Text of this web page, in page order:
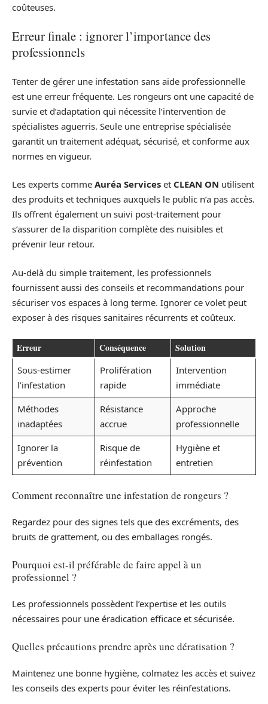
coûteuses.
Erreur finale : ignorer l’importance des
professionnels
Tenter de gérer une infestation sans aide professionnelle
est une erreur fréquente. Les rongeurs ont une capacité de
survie et d’adaptation qui nécessite l’intervention de
spécialistes aguerris. Seule une entreprise spécialisée
garantit un traitement adéquat, sécurisé, et conforme aux
normes en vigueur.
Les experts comme Auréa Services et CLEAN ON utilisent
des produits et techniques auxquels le public n’a pas accès.
Ils offrent également un suivi post-traitement pour
s’assurer de la disparition complète des nuisibles et
prévenir leur retour.
Au-delà du simple traitement, les professionnels
fournissent aussi des conseils et recommandations pour
sécuriser vos espaces à long terme. Ignorer ce volet peut
exposer à des risques sanitaires récurrents et coûteux.
Erreur Conséquence Solution
Sous-estimer
l’infestation
Prolifération
rapide
Intervention
immédiate
Méthodes
inadaptées
Résistance
accrue
Approche
professionnelle
Ignorer la
prévention
Risque de
réinfestation
Hygiène et
entretien
Comment reconnaître une infestation de rongeurs ?
Regardez pour des signes tels que des excréments, des
bruits de grattement, ou des emballages rongés.
Pourquoi est-il préférable de faire appel à un
professionnel ?
Les professionnels possèdent l’expertise et les outils
nécessaires pour une éradication efficace et sécurisée.
Quelles précautions prendre après une dératisation ?
Maintenez une bonne hygiène, colmatez les accès et suivez
les conseils des experts pour éviter les réinfestations.